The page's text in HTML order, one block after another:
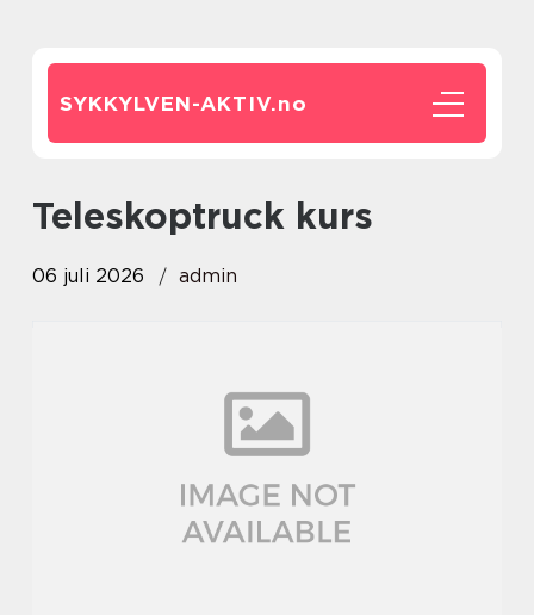
SYKKYLVEN-AKTIV.no
Teleskoptruck kurs
06 juli 2026 admin